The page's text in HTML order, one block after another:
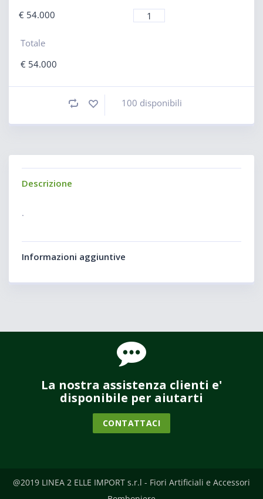
€54.000
Totale
€54.000
100 disponibili
Descrizione
.
Informazioni aggiuntive
La nostra assistenza clienti e'
disponibile per aiutarti
CONTATTACI
@2019 LINEA 2 ELLE IMPORT s.r.l - Fiori Artificiali e Accessori